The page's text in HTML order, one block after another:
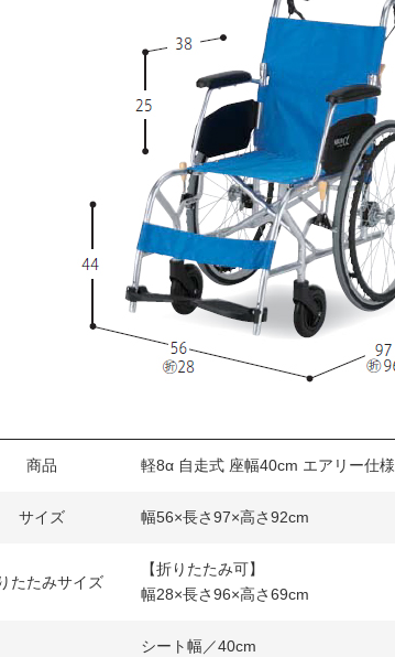
商品 軽8α 自走式 座幅40cm エアリー仕様
サイズ 幅56×長さ97×高さ92cm
たたみサイズ
【折りたたみ可】
幅28×長さ96×高さ69cm
シート幅／40cm